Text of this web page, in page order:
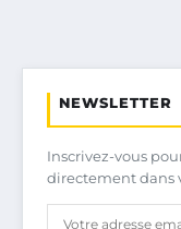
NEWSLETTER
Inscrivez-vous
directement dans